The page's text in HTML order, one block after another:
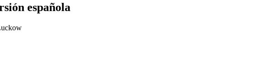
española